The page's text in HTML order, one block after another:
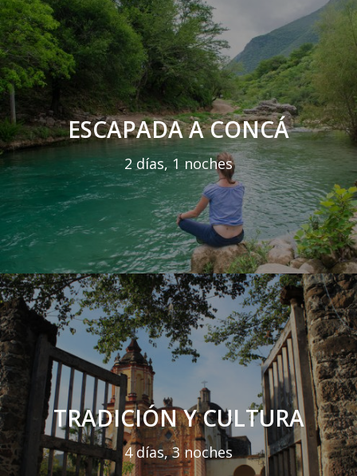
ESCAPADA A CONCÁ
2 días, 1 noches
TRADICIÓN Y CULTURA
4 días, 3 noches